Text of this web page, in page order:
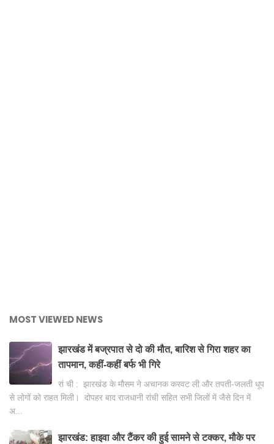
MOST VIEWED NEWS
झारखंड में बज्रपात से दो की मौत, बारिश से गिरा शहर का
तापमान, कहीं-कहीं बर्फ भी गिरे
रां ची : झारखंड के मौसम ने अचानक करवट ली और तपती-जलती धूप
से लोगों को राहत मिली। दोपहर बाद राजधानी रांची सहित सभी जिलों में जैसे दिन में
अ...
झारखंड: हाइवा और टैंकर की हुई सामने से टक्कर, मौके पर